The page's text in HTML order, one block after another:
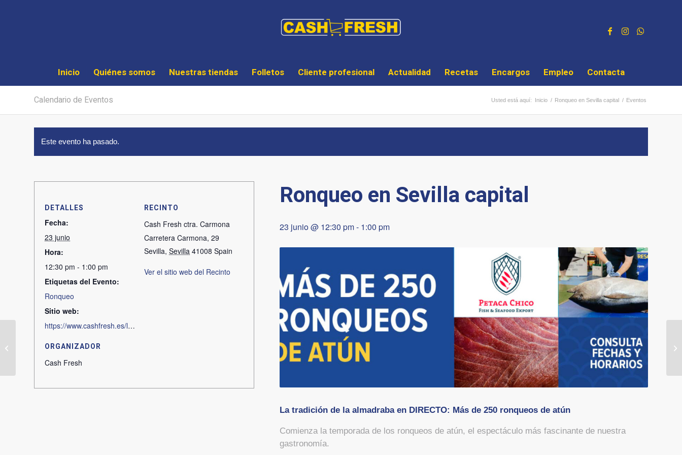
Inicio Quiénes somos Nuestras tiendas Folletos Cliente profesional Actualidad Recetas Encargos Empleo Contacta
Calendario de Eventos Usted está aquí: Inicio / Ronqueo en Sevilla capital / Eventos
Este evento ha pasado.
Ronqueo en Sevilla capital
23 junio @ 12:30 pm- 1:00 pm
La tradición de la almadraba en DIRECTO: Más de 250 ronqueos de atún
Comienza la temporada de los ronqueos de atún, el espectáculo más fascinante de nuestra
gastronomía.
DETALLES
Fecha:
23 junio
Hora:
12:30 pm - 1:00 pm
Etiquetas del Evento:
Ronqueo
Sitio web:
https://www.cashfresh.es/la-tradicion-de-la-almadraba-en-directo
RECINTO
Cash Fresh ctra. Carmona
Carretera Carmona, 29
Sevilla, Sevilla 41008 Spain
Ver el sitio web del Recinto
ORGANIZADOR
Cash Fresh
Ronqueo en Carmona